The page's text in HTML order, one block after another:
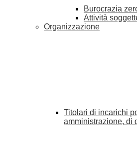
Burocrazia
Attività
Organizzazione
Titolari di incarichi
amministrazione, di